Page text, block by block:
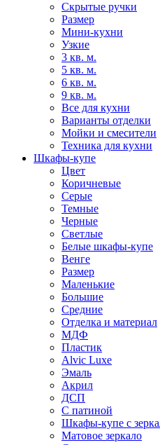
Скрытые ручки
Размер
Мини-кухни
Узкие
3 кв. м.
5 кв. м.
6 кв. м.
9 кв. м.
Все для кухни
Варианты отделки
Мойки и смесители
Техника для кухни
Шкафы-купе
Цвет
Коричневые
Серые
Темные
Черные
Светлые
Белые шкафы-купе
Венге
Размер
Маленькие
Большие
Средние
Отделка и материал
МДФ
Пластик
Alvic Luxe
Эмаль
Акрил
ДСП
С патиной
Шкафы-купе с
Матовое зеркало